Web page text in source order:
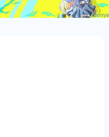
コーヒーでも飲んで
ざまなクリエイティブな作品を語るないようです。